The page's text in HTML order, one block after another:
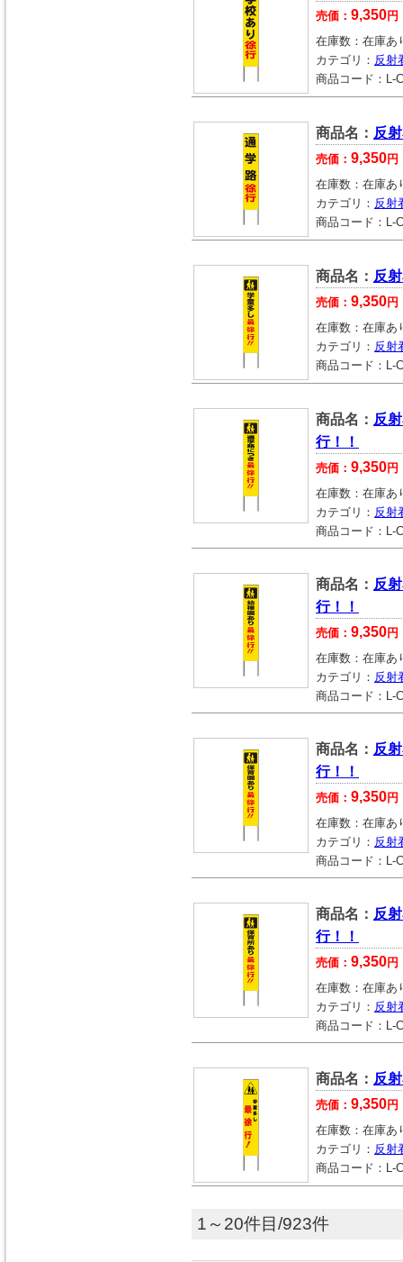
売価： 9,350円
在庫数： 在庫あ
カテゴリ： 反射
商品コード： L-
商品名： 反
売価： 9,350円
在庫数： 在庫あ
カテゴリ： 反射
商品コード： L-
商品名： 反
売価： 9,350円
在庫数： 在庫あ
カテゴリ： 反射
商品コード： L-
商品名： 反
行！！
売価： 9,350円
在庫数： 在庫あ
カテゴリ： 反射
商品コード： L-
商品名： 反
行！！
売価： 9,350円
在庫数： 在庫あ
カテゴリ： 反射
商品コード： L-
商品名： 反
行！！
売価： 9,350円
在庫数： 在庫あ
カテゴリ： 反射
商品コード： L-
商品名： 反
行！！
売価： 9,350円
在庫数： 在庫あ
カテゴリ： 反射
商品コード： L-
商品名： 反
売価： 9,350円
在庫数： 在庫あ
カテゴリ： 反射
商品コード： L-
1～20件目/923件